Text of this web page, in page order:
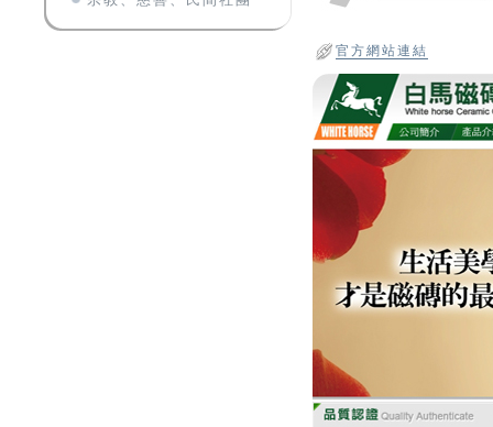
官方網站連結